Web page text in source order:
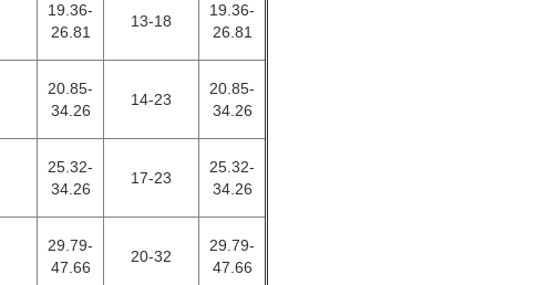
19.36-
26.81
13-18
19.36-
26.81
20.85-
34.26
14-23
20.85-
34.26
25.32-
34.26
17-23
25.32-
34.26
29.79-
47.66
20-32
29.79-
47.66